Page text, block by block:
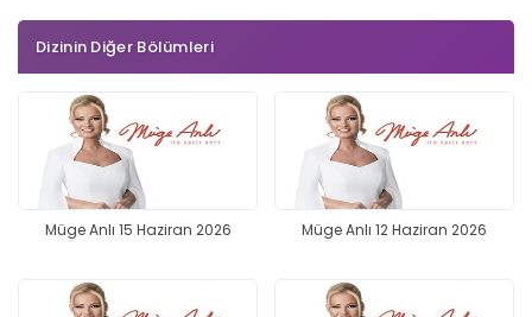
Dizinin Diğer Bölümleri
Müge Anlı 15 Haziran 2026 Müge Anlı 12 Haziran 2026